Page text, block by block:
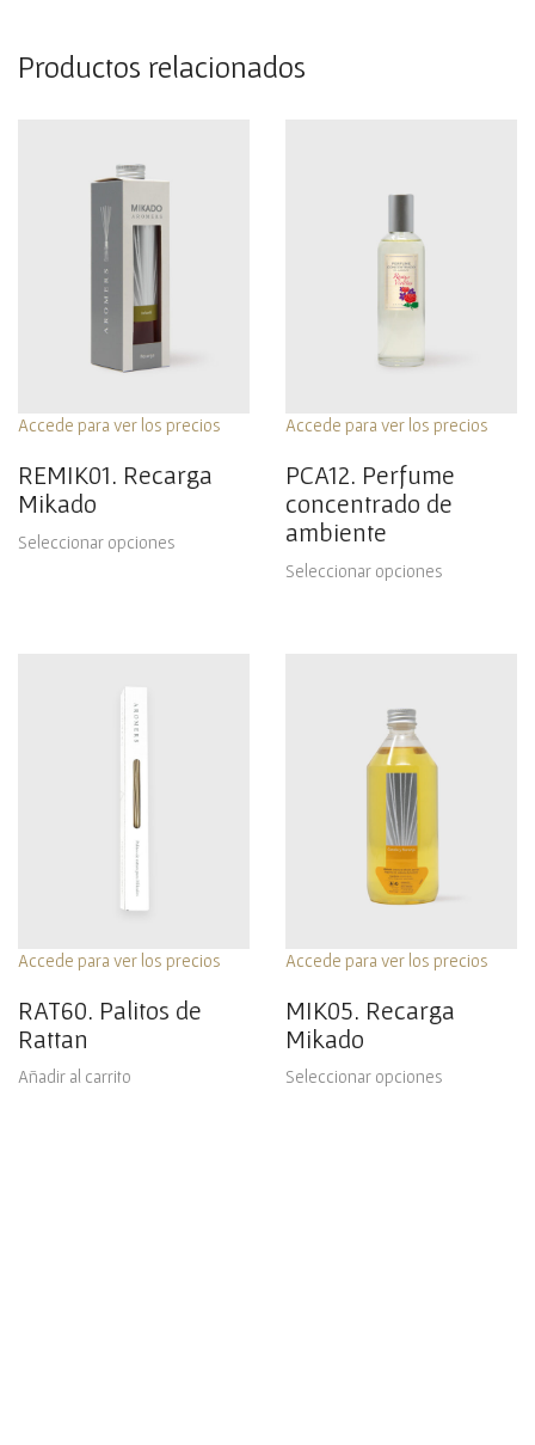
Productos relacionados
Accede para ver los precios
REMIK01. Recarga
Mikado
Seleccionar opciones
Accede para ver los precios
PCA12. Perfume
concentrado de
ambiente
Seleccionar opciones
Accede para ver los precios
RAT60. Palitos de
Rattan
Añadir al carrito
Accede para ver los precios
MIK05. Recarga
Mikado
Seleccionar opciones